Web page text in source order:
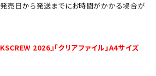
売日から発送までにお時間がかかる場合が
2026』「クリアファイル」A4サイズ